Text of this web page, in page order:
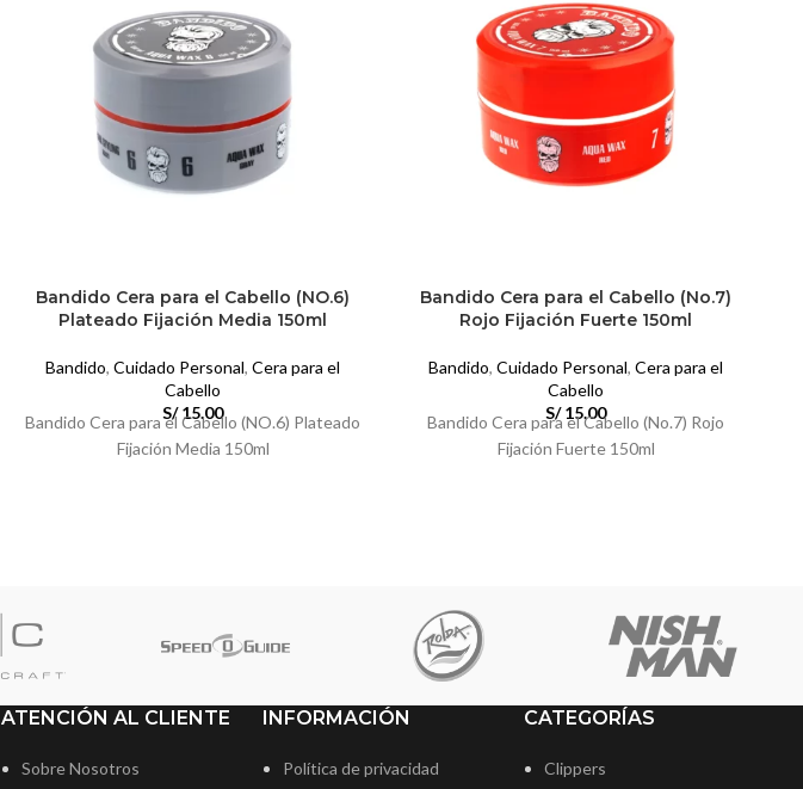
Bandido Cera para el Cabello (NO.6)
Plateado Fijación Media 150ml
Bandido, Cuidado Personal, Cera para el
Cabello
S/15.00
Bandido Cera para el Cabello (NO.6) Plateado
Fijación Media 150ml
Bandido Cera para el Cabello (No.7)
Rojo Fijación Fuerte 150ml
Bandido, Cuidado Personal, Cera para el
Cabello
S/15.00
Bandido Cera para el Cabello (No.7) Rojo
Fijación Fuerte 150ml
ATENCIÓN AL CLIENTE
Sobre Nosotros
INFORMACIÓN
Política de privacidad
CATEGORÍAS
Clippers